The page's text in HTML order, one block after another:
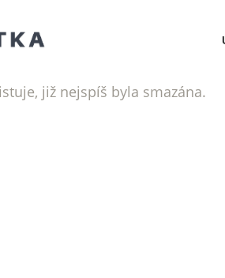
již nejspíš byla smazána.